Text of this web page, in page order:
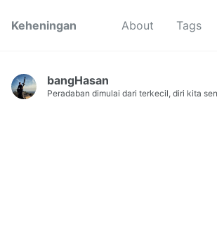
Keheningan About Tags
bangHasan
Peradaban dimulai dari terkecil, diri kita